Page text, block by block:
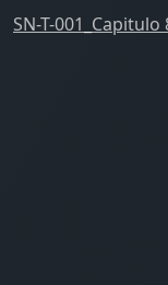
SN-T-